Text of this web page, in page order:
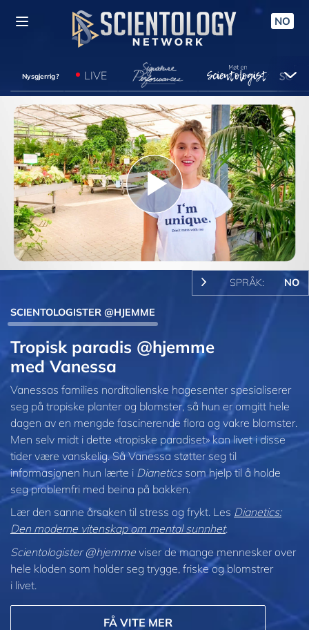
NO
Nysgjerrig? LIVE
Play
Video
SPRÅK: NO
SCIENTOLOGISTER @HJEMME
Tropisk paradis @hjemme
med Vanessa
Vanessas families norditalienske hagesenter spesialiserer
seg på tropiske planter og blomster, så hun er omgitt hele
dagen av en mengde fascinerende flora og vakre blomster.
Men selv midt i dette «tropiske paradiset» kan livet i disse
tider være vanskelig. Så Vanessa støtter seg til
informasjonen hun lærte i Dianeticssom hjelp til å holde
seg problemfri med beina på bakken.
Lær den sanne årsaken til stress og frykt. Les Dianetics:
Den moderne vitenskap om mental sunnhet.
Scientologister @hjemme viser de mange mennesker over
hele kloden som holder seg trygge, friske og blomstrer
i livet.
FÅ VITE MER